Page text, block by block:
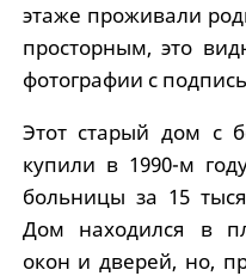
этаже проживали
просторным, это
фотографии с
Этот старый дом с
купили в 1990-м
больницы за 15
Дом находился в
окон и дверей, но,